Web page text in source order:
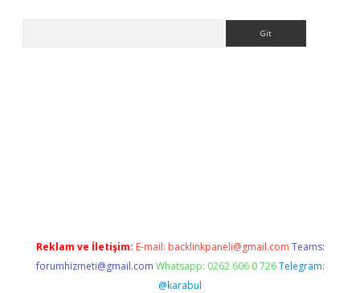
Reklam ve İletişim: E-mail: backlinkpaneli@gmail.com Teams:
forumhizmeti@gmail.com Whatsapp: 0262 606 0 726 Telegram:
@karabul